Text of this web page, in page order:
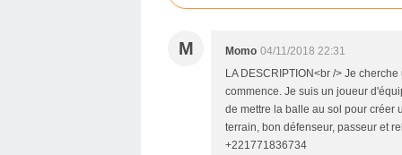
M Momo 04/11/2018 22:31
LA DESCRIPTION<br /> Je
commence. Je suis un joueur
de mettre la balle au sol pour créer
terrain, bon défenseur, passeur et
+221771836734